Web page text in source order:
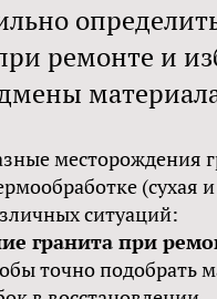
ремонте и
месторождения
(сухая
ситуаций:
гранита при
точно подобрать